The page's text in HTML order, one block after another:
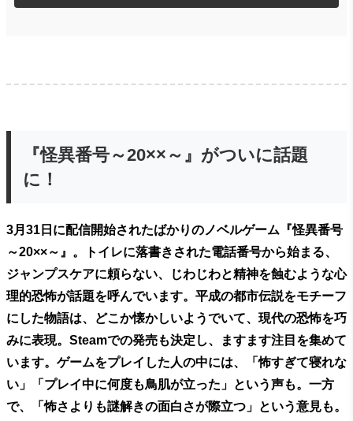
『怪異番号～20××～』がついに話題
に！
3月31日に配信開始されたばかりのノベルゲーム『怪異番号
～20××～』。トイレに落書きされた電話番号から始まる、
ジャンプスケアに頼らない、じわじわと精神を蝕むような心
理的恐怖が話題を呼んでいます。平成の都市伝説をモチーフ
にした物語は、どこか懐かしいようでいて、現代の恐怖を巧
みに表現。Steamでの発売も決定し、ますます注目を集めて
います。ゲームをプレイした人の中には、「怖すぎて寝れな
い」「プレイ中に何度も鳥肌が立った」という声も。一方
で、「怖さよりも謎解きの面白さが際立つ」という意見も。